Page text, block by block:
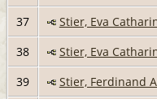
37
Stier, Eva
38
Stier, Eva
39
Stier, Ferdinand